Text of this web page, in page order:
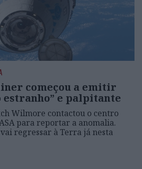
começou a emitir
estranho” e palpitante
Wilmore contactou o centro
para reportar a anomalia.
regressar à Terra já nesta